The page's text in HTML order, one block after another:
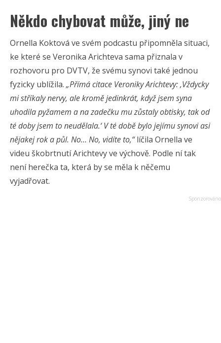
Někdo chybovat může, jiný ne
Ornella Koktová ve svém podcastu připomněla situaci,
ke které se Veronika Arichteva sama přiznala v
rozhovoru pro DVTV, že svému synovi také jednou
fyzicky ublížila. „Přímá citace Veroniky Arichtevy: ‚Vždycky
mi stříkaly nervy, ale kromě jedinkrát, když jsem syna
uhodila pyžamem a na zadečku mu zůstaly obtisky, tak od
té doby jsem to neudělala.‘ V té době bylo jejímu synovi asi
nějakej rok a půl. No… No, vidíte to,“líčila Ornella ve
videu škobrtnutí Arichtevy ve výchově. Podle ní tak
není herečka ta, která by se měla k něčemu
vyjadřovat.